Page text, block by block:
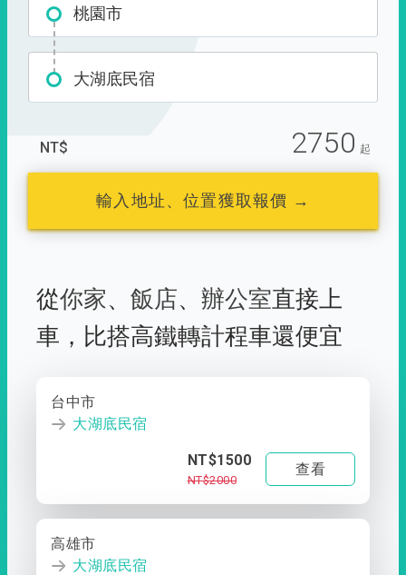
桃園市
大湖底民宿
NT$ 2750 起
輸入地址、位置獲取報價 →
從你家、 飯店、 辦公室直接上
車， 比搭高鐵轉計程車還便宜
台中市
大湖底民宿
NT$1500
NT$2000
查看
高雄市
大湖底民宿